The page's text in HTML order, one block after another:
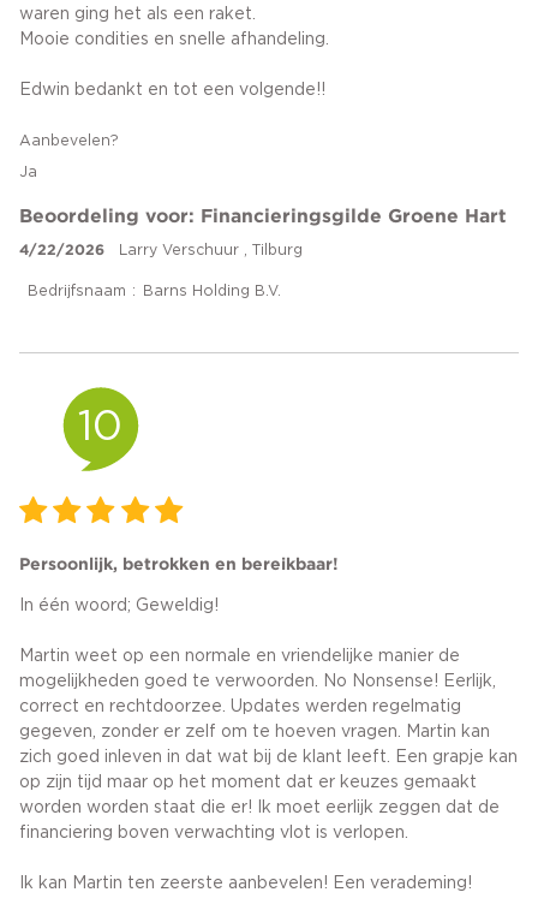
waren ging het als een raket.
Mooie condities en snelle afhandeling.
Edwin bedankt en tot een volgende!!
Aanbevelen?
Ja
Beoordeling voor: Financieringsgilde Groene Hart
4/22/2026 Larry Verschuur , Tilburg
Bedrijfsnaam Barns Holding B.V.
10
Persoonlijk, betrokken en bereikbaar!
In één woord; Geweldig!
Martin weet op een normale en vriendelijke manier de
mogelijkheden goed te verwoorden. No Nonsense! Eerlijk,
correct en rechtdoorzee. Updates werden regelmatig
gegeven, zonder er zelf om te hoeven vragen. Martin kan
zich goed inleven in dat wat bij de klant leeft. Een grapje kan
op zijn tijd maar op het moment dat er keuzes gemaakt
worden worden staat die er! Ik moet eerlijk zeggen dat de
financiering boven verwachting vlot is verlopen.
Ik kan Martin ten zeerste aanbevelen! Een verademing!